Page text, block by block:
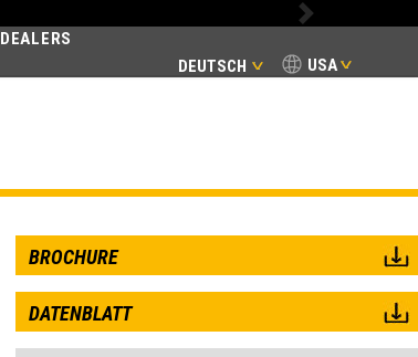
USA
DEUTSCH
DEALERS
Next
BROCHURE
DATENBLATT